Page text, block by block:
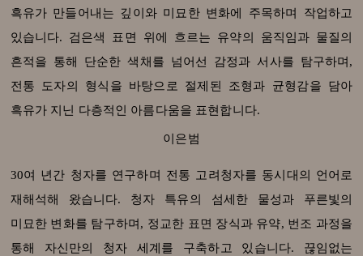
흑유가 만들어내는 깊이와 미묘한 변화에 주목하며 작업하고
있습니다. 검은색 표면 위에 흐르는 유약의 움직임과 물질의
흔적을 통해 단순한 색채를 넘어선 감정과 서사를 탐구하며,
전통 도자의 형식을 바탕으로 절제된 조형과 균형감을 담아
흑유가 지닌 다층적인 아름다움을 표현합니다.
이은범
30여 년간 청자를 연구하며 전통 고려청자를 동시대의 언어로
재해석해 왔습니다. 청자 특유의 섬세한 물성과 푸른빛의
미묘한 변화를 탐구하며, 정교한 표면 장식과 유약, 번조 과정을
통해 자신만의 청자 세계를 구축하고 있습니다. 끊임없는